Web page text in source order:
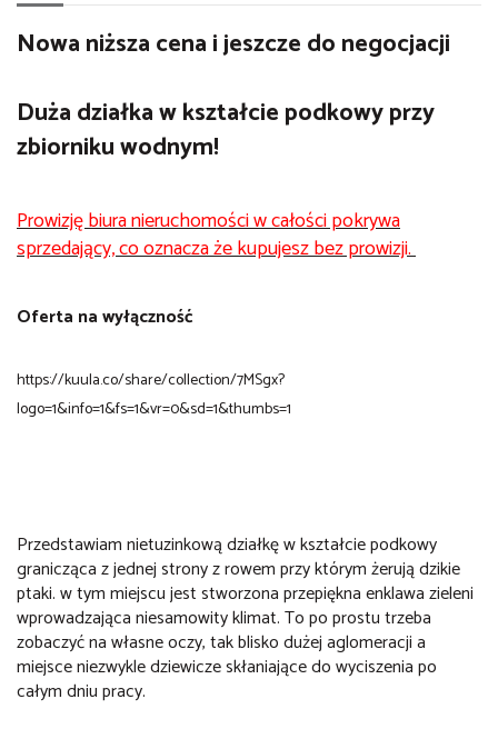
Nowa niższa cena i jeszcze do negocjacji
Duża działka w kształcie podkowy przy
zbiorniku wodnym!
Prowizję biura nieruchomości w całości pokrywa
sprzedający, co oznacza że kupujesz bez prowizji.
Oferta na wyłączność
https://kuula.co/share/collection/7MSgx?
logo=1&info=1&fs=1&vr=0&sd=1&thumbs=1
Przedstawiam nietuzinkową działkę w kształcie podkowy
granicząca z jednej strony z rowem przy którym żerują dzikie
ptaki. w tym miejscu jest stworzona przepiękna enklawa zieleni
wprowadzająca niesamowity klimat. To po prostu trzeba
zobaczyć na własne oczy, tak blisko dużej aglomeracji a
miejsce niezwykle dziewicze skłaniające do wyciszenia po
całym dniu pracy.